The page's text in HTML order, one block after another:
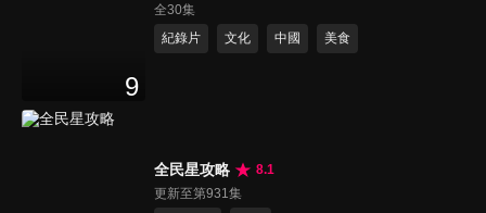
9
全30集
紀錄片
文化 中國 美食
全民星攻略
8.1
更新至第931集